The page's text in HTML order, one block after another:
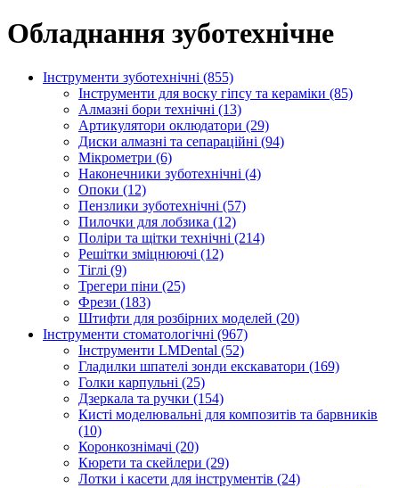
Обладнання зуботехнічне
Інструменти зуботехнічні (855)
Інструменти для воску гіпсу та кераміки (85)
Алмазні бори технічні (13)
Артикулятори оклюдатори (29)
Диски алмазні та сепараційні (94)
Мікрометри (6)
Наконечники зуботехнічні (4)
Опоки (12)
Пензлики зуботехнічні (57)
Пилочки для лобзика (12)
Поліри та щітки технічні (214)
Решітки зміцнюючі (12)
Тіглі (9)
Трегери піни (25)
Фрези (183)
Штифти для розбірних моделей (20)
Інструменти стоматологічні (967)
Інструменти LMDental (52)
Гладилки шпателі зонди екскаватори (169)
Голки карпульні (25)
Дзеркала та ручки (154)
Кисті моделювальні для композитів та барвників
(10)
Коронкознімачі (20)
Кюрети та скейлери (29)
Лотки і касети для інструментів (24)